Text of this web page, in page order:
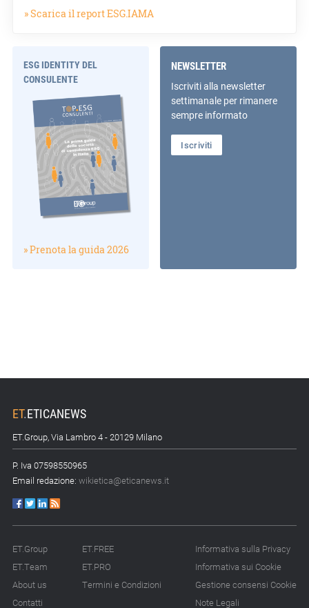
» Scarica il report ESG.IAMA
ESG IDENTITY DEL
CONSULENTE
» Prenota la guida 2026
NEWSLETTER
Iscriviti alla newsletter
settimanale per rimanere
sempre informato
Iscriviti
ET.ETICANEWS
ET.Group, Via Lambro 4 - 20129 Milano
P. Iva 07598550965
Email redazione: wikietica@eticanews.it
ET.Group
ET.Team
About us
Contatti
ET.FREE
ET.PRO
Termini e Condizioni
Informativa sulla Privacy
Informativa sui Cookie
Gestione consensi Cookie
Note Legali